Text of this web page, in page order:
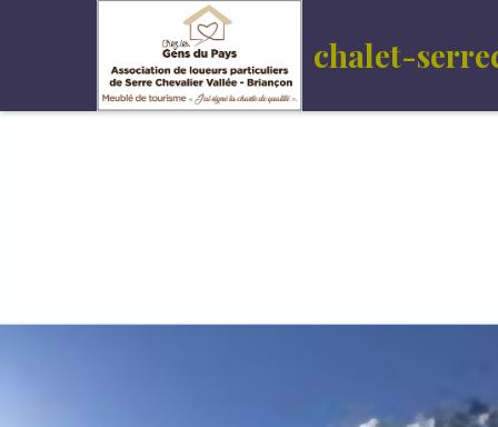
chalet-